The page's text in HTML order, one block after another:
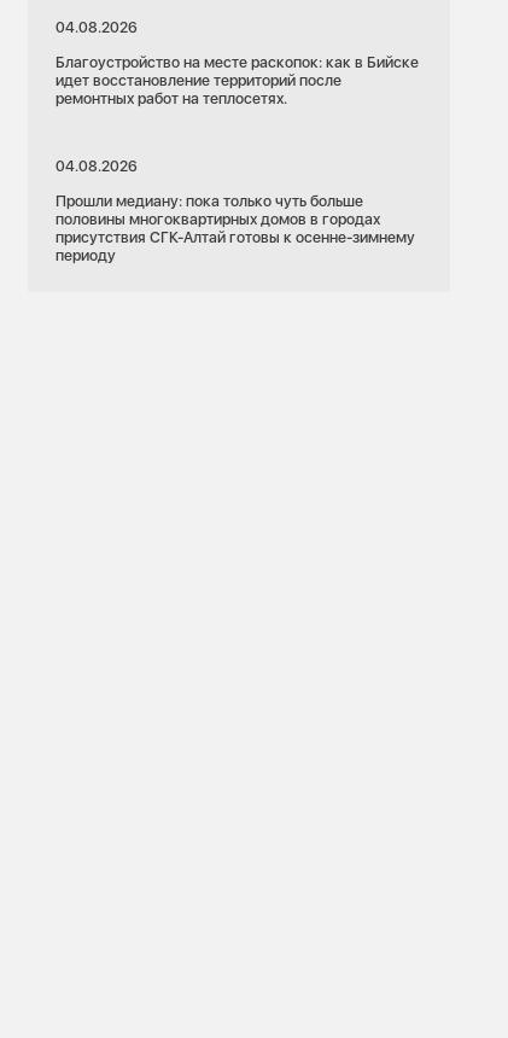
04.08.2026
Благоустройство на месте раскопок: как в Бийске
идет восстановление территорий после
ремонтных работ на теплосетях.
04.08.2026
Прошли медиану: пока только чуть больше
половины многоквартирных домов в городах
присутствия СГК-Алтай готовы к осенне-зимнему
периоду